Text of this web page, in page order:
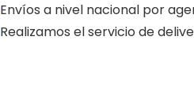
Envíos a nivel nacional por
Realizamos el servicio de